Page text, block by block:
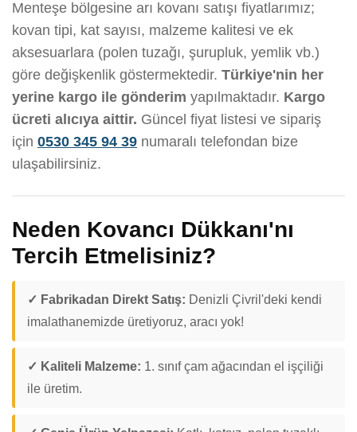
Menteşe bölgesine arı kovanı satışı fiyatlarımız;
kovan tipi, kat sayısı, malzeme kalitesi ve ek
aksesuarlara (polen tuzağı, şurupluk, yemlik vb.)
göre değişkenlik göstermektedir. Türkiye'nin her
yerine kargo ile gönderim yapılmaktadır. Kargo
ücreti alıcıya aittir. Güncel fiyat listesi ve sipariş
için 0530 345 94 39 numaralı telefondan bize
ulaşabilirsiniz.
Neden Kovancı Dükkanı'nı
Tercih Etmelisiniz?
✓ Fabrikadan Direkt Satış: Denizli Çivril'deki kendi
imalathanemizde üretiyoruz, aracı yok!
✓ Kaliteli Malzeme: 1. sınıf çam ağacından el işçiliği
ile üretim.